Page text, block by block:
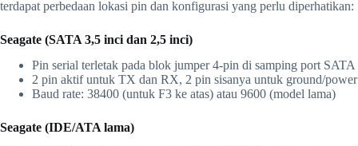
terdapat perbedaan lokasi pin dan konfigurasi yang perlu diperhatikan:
Seagate (SATA 3,5 inci dan 2,5 inci)
Pin serial terletak pada blok jumper 4-pin di samping port SATA
2 pin aktif untuk TX dan RX, 2 pin sisanya untuk ground/power
Baud rate: 38400 (untuk F3 ke atas) atau 9600 (model lama)
Seagate (IDE/ATA lama)